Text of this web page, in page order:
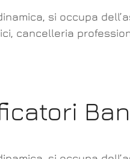
dinamica, si occupa
cancelleria